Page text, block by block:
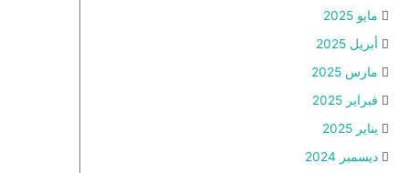
مايو 2025
أبريل 2025
مارس 2025
فبراير 2025
يناير 2025
ديسمبر 2024